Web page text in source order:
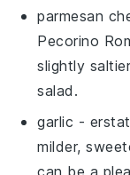
parmesan
Pecorino
slightly
salad.
garlic -
milder,
can be a